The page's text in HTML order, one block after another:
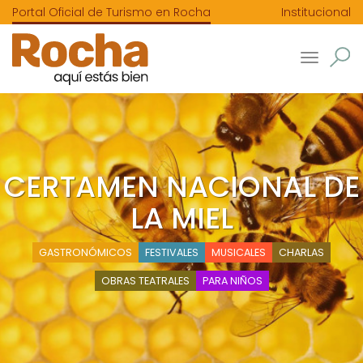
Portal Oficial de Turismo en Rocha Institucional
Toggle
CERTAMEN NACIONAL DE
LA MIEL
GASTRONÓMICOS FESTIVALES MUSICALES CHARLAS
OBRAS TEATRALES PARA NIÑOS